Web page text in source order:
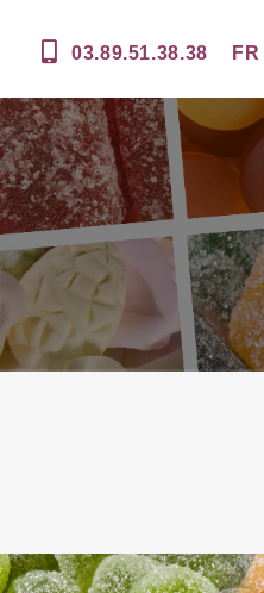
03.89.51.38.38 FR